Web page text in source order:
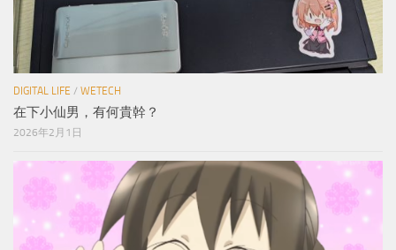
DIGITAL LIFE / WETECH
在下小仙男，有何貴幹？
2026年2月1日